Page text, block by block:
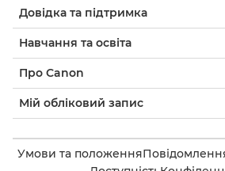
Довідка та підтримка
Навчання та освіта
Про Canon
Мій обліковий запис
Умови та положення